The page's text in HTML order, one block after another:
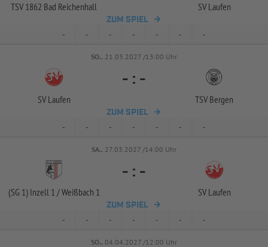
TSV 1862 Bad Reichenhall SV Laufen
ZUM SPIEL
- - - - - - -
SO.. 21.03.2027 /13:00 Uhr
SV Laufen
- : -
TSV Bergen
ZUM SPIEL
- - - - - - -
SA.. 27.03.2027 /14:00 Uhr
(SG 1) Inzell 1 /Weißbach 1
- : -
SV Laufen
ZUM SPIEL
- - - - - - -
SO.. 04.04.2027 /12:00 Uhr